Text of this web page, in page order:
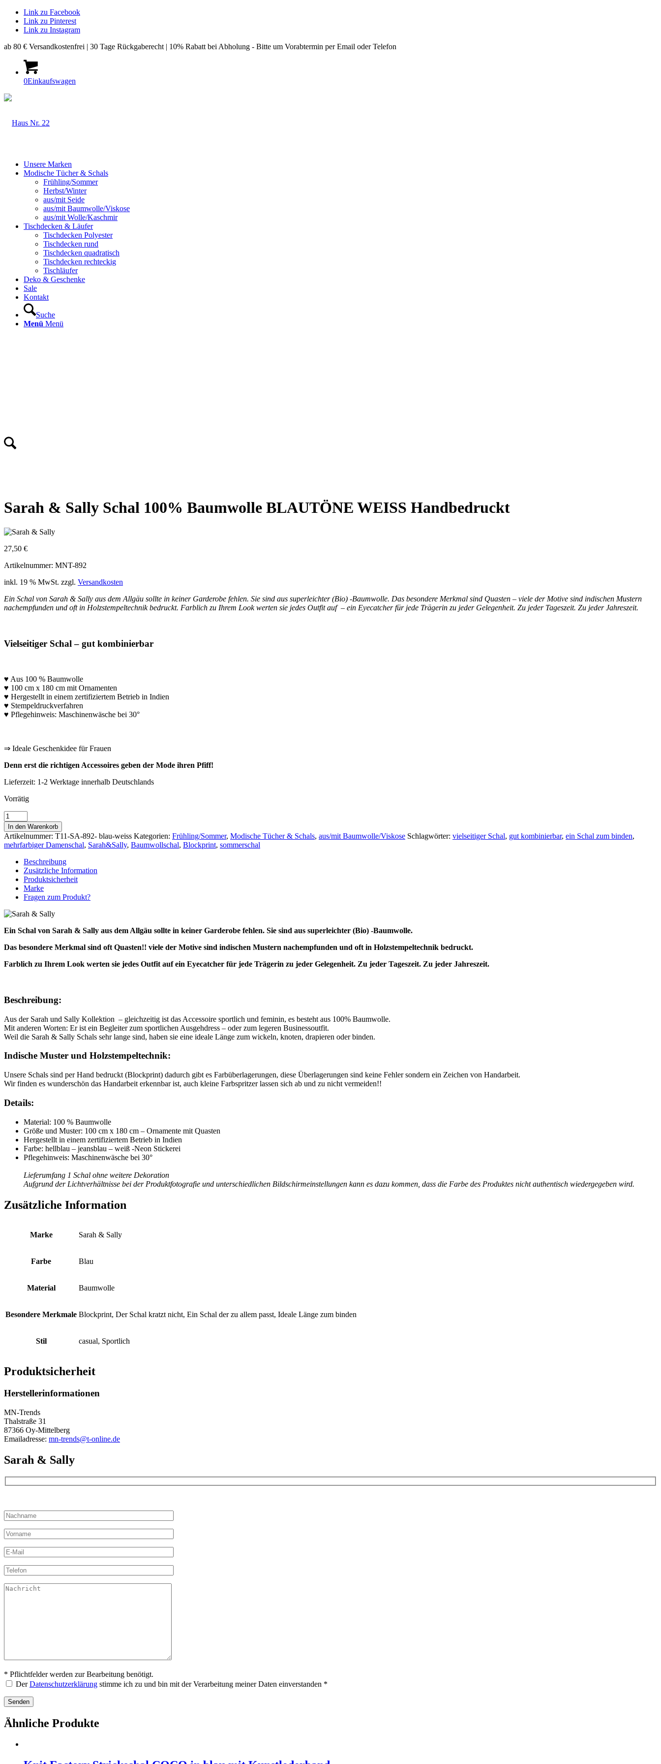
Link zu Facebook
Link zu Pinterest
Link zu Instagram
ab 80 € Versandkostenfrei | 30 Tage Rückgaberecht | 10% Rabatt bei Abholung - Bitte um Vorabtermin per Email oder Telefon
0Einkaufswagen
Unsere Marken
Modische Tücher & Schals
Frühling/Sommer
Herbst/Winter
aus/mit Seide
aus/mit Baumwolle/Viskose
aus/mit Wolle/Kaschmir
Tischdecken & Läufer
Tischdecken Polyester
Tischdecken rund
Tischdecken quadratisch
Tischdecken rechteckig
Tischläufer
Deko & Geschenke
Sale
Kontakt
Suche
Menü Menü
Sarah & Sally Schal 100% Baumwolle BLAUTÖNE WEISS Handbedruckt
27,50 €
Artikelnummer: MNT-892
inkl. 19 % MwSt. zzgl. Versandkosten
Ein Schal von Sarah & Sally aus dem Allgäu sollte in keiner Garderobe fehlen. Sie sind aus superleichter (Bio) -Baumwolle. Das besondere Merkmal sind Quasten – viele der Motive sind indischen Mustern
nachempfunden und oft in Holzstempeltechnik bedruckt. Farblich zu Ihrem Look werten sie jedes Outfit auf – ein Eyecatcher für jede Trägerin zu jeder Gelegenheit. Zu jeder Tageszeit. Zu jeder Jahreszeit.
Vielseitiger Schal – gut kombinierbar
♥ Aus 100 % Baumwolle
♥ 100 cm x 180 cm mit Ornamenten
♥ Hergestellt in einem zertifiziertem Betrieb in Indien
♥ Stempeldruckverfahren
♥ Pflegehinweis: Maschinenwäsche bei 30°
⇒ Ideale Geschenkidee für Frauen
Denn erst die richtigen Accessoires geben der Mode ihren Pfiff!
Lieferzeit: 1-2 Werktage innerhalb Deutschlands
Vorrätig
Sarah
&
Sally
Schal
100%
Baumwolle
BLAUTÖNE
WEISS
Handbedruckt
Menge
In den Warenkorb
Artikelnummer: T11-SA-892- blau-weiss Kategorien: Frühling/Sommer, Modische Tücher & Schals, aus/mit Baumwolle/Viskose Schlagwörter: vielseitiger Schal, gut kombinierbar, ein Schal zum binden,
mehrfarbiger Damenschal, Sarah&Sally, Baumwollschal, Blockprint, sommerschal
Beschreibung
Zusätzliche Information
Produktsicherheit
Marke
Fragen zum Produkt?
Ein Schal von Sarah & Sally aus dem Allgäu sollte in keiner Garderobe fehlen. Sie sind aus superleichter (Bio) -Baumwolle.
Das besondere Merkmal sind oft Quasten!! viele der Motive sind indischen Mustern nachempfunden und oft in Holzstempeltechnik bedruckt.
Farblich zu Ihrem Look werten sie jedes Outfit auf ein Eyecatcher für jede Trägerin zu jeder Gelegenheit. Zu jeder Tageszeit. Zu jeder Jahreszeit.
Beschreibung:
Aus der Sarah und Sally Kollektion – gleichzeitig ist das Accessoire sportlich und feminin, es besteht aus 100% Baumwolle.
Mit anderen Worten: Er ist ein Begleiter zum sportlichen Ausgehdress – oder zum legeren Businessoutfit.
Weil die Sarah & Sally Schals sehr lange sind, haben sie eine ideale Länge zum wickeln, knoten, drapieren oder binden.
Indische Muster und Holzstempeltechnik:
Unsere Schals sind per Hand bedruckt (Blockprint) dadurch gibt es Farbüberlagerungen, diese Überlagerungen sind keine Fehler sondern ein Zeichen von Handarbeit.
Wir finden es wunderschön das Handarbeit erkennbar ist, auch kleine Farbspritzer lassen sich ab und zu nicht vermeiden!!
Details:
Material: 100 % Baumwolle
Größe und Muster: 100 cm x 180 cm – Ornamente mit Quasten
Hergestellt in einem zertifiziertem Betrieb in Indien
Farbe: hellblau – jeansblau – weiß -Neon Stickerei
Pflegehinweis: Maschinenwäsche bei 30°
Lieferumfang 1 Schal ohne weitere Dekoration
Aufgrund der Lichtverhältnisse bei der Produktfotografie und unterschiedlichen Bildschirmeinstellungen kann es dazu kommen, dass die Farbe des Produktes nicht authentisch wiedergegeben wird.
Zusätzliche Information
Marke Sarah & Sally
Farbe Blau
Material Baumwolle
Besondere Merkmale Blockprint, Der Schal kratzt nicht, Ein Schal der zu allem passt, Ideale Länge zum binden
Stil casual, Sportlich
Produktsicherheit
Herstellerinformationen
MN-Trends
Thalstraße 31
87366 Oy-Mittelberg
Emailadresse: mn-trends@t-online.de
Sarah & Sally
* Pflichtfelder werden zur Bearbeitung benötigt.
DerDatenschutzerklärung stimme ich zu und bin mit der Verarbeitung meiner Daten einverstanden *
Ähnliche Produkte